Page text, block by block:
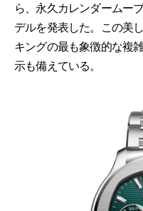
ら、永久カレンダームー
デルを発表した。この美
キングの最も象徴的な複
示も備えている。